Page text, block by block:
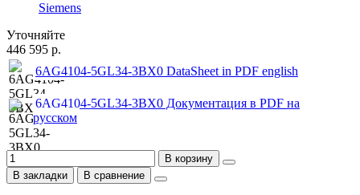
Siemens
Уточняйте
446 595 р.
6AG4104-5GL34-3BX0 DataSheet in PDF english
6AG4104-5GL34-3BX0 Документация в PDF на
русском
В корзину
В закладки
В сравнение